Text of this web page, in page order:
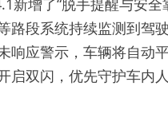
新增了“脱手提醒与安全
路段系统持续监测到驾
响应警示，车辆将自动
启双闪，优先守护车内